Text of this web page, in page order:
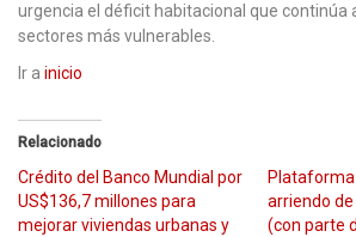
urgencia el déficit habitacional que continúa
sectores más vulnerables.
Ir a inicio
Relacionado
Crédito del Banco Mundial por
US$136,7 millones para
mejorar viviendas urbanas y
arriendo
(con parte